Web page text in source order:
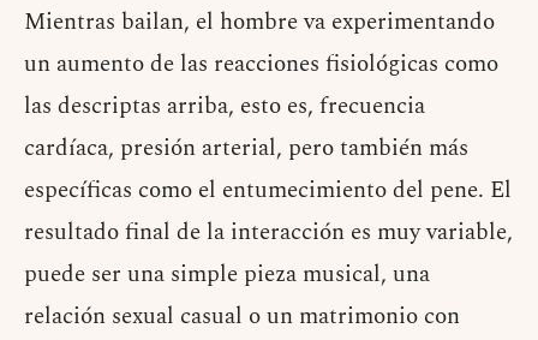
Mientras bailan, el hombre va experimentando
un aumento de las reacciones fisiológicas como
las descriptas arriba, esto es, frecuencia
cardíaca, presión arterial, pero también más
específicas como el entumecimiento del pene. El
resultado final de la interacción es muy variable,
puede ser una simple pieza musical, una
relación sexual casual o un matrimonio con